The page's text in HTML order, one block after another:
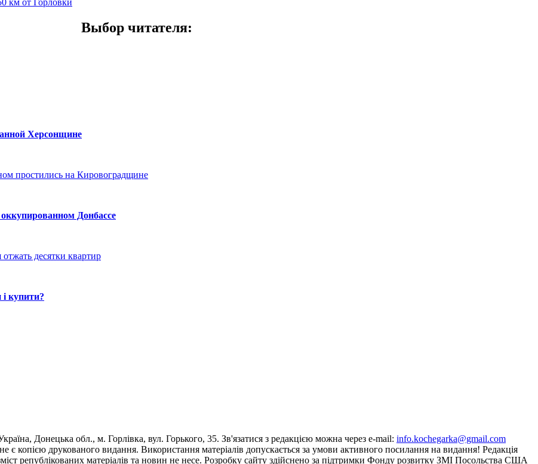
км от Горловки
Выбор читателя:
Херсонщине
простились на Кировоградщине
Донбассе
десятки квартир
купити?
Донецька обл., м. Горлівка, вул. Горького, 35. Зв'язатися з редакцією можна через e-mail: info.kochegarka@gmail.com
копією друкованого видання. Використання матеріалів допускається за умови активного посилання на видання! Редакція
републікованих матеріалів та новин не несе. Розробку сайту здійснено за підтримки Фонду розвитку ЗМІ Посольства США